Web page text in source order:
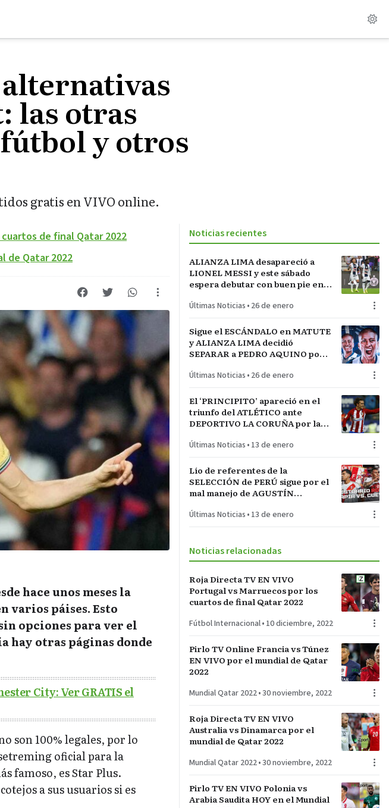
las otras
y otros
gratis en VIVO online.
de final Qatar 2022
de Qatar 2022
hace unos meses la
varios páises. Esto
opciones para ver el
hay otras páginas donde
City: Ver GRATIS el
son 100% legales, por lo
oficial para la
famoso, es Star Plus.
a sus usuarios si es
Noticias recientes
ALIANZA LIMA desapareció a
LIONEL MESSI y este sábado
espera debutar con buen pie en
Últimas Noticias • 26 de enero
Sigue el ESCÁNDALO en MATUTE
y ALIANZA LIMA decidió
SEPARAR a PEDRO AQUINO por
MONTEVIDEO
Últimas Noticias • 26 de enero
El ‘PRINCIPITO’ apareció en el
triunfo del ATLÉTICO ante
DEPORTIVO LA CORUÑA por la
Últimas Noticias • 13 de enero
Lío de referentes de la
SELECCIÓN de PERÚ sigue por el
mal manejo de AGUSTÍN
FEDERACIÓN PERUANA de
Últimas Noticias • 13 de enero
Noticias relacionadas
Roja Directa TV EN VIVO
Portugal vs Marruecos por los
cuartos de final Qatar 2022
Fútbol Internacional• 10 diciembre, 2022
Pirlo TV Online Francia vs Túnez
EN VIVO por el mundial de Qatar
2022
Mundial Qatar 2022•30 noviembre, 2022
Roja Directa TV EN VIVO
Australia vs Dinamarca por el
mundial de Qatar 2022
Mundial Qatar 2022•30 noviembre, 2022
Pirlo TV EN VIVO Polonia vs
Arabia Saudita HOY en el Mundial